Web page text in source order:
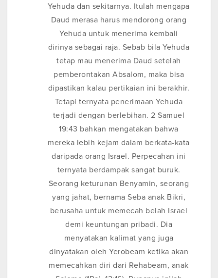
Yehuda dan sekitarnya. Itulah mengapa
Daud merasa harus mendorong orang
Yehuda untuk menerima kembali
dirinya sebagai raja. Sebab bila Yehuda
tetap mau menerima Daud setelah
pemberontakan Absalom, maka bisa
dipastikan kalau pertikaian ini berakhir.
Tetapi ternyata penerimaan Yehuda
terjadi dengan berlebihan. 2 Samuel
19:43 bahkan mengatakan bahwa
mereka lebih kejam dalam berkata-kata
daripada orang Israel. Perpecahan ini
ternyata berdampak sangat buruk.
Seorang keturunan Benyamin, seorang
yang jahat, bernama Seba anak Bikri,
berusaha untuk memecah belah Israel
demi keuntungan pribadi. Dia
menyatakan kalimat yang juga
dinyatakan oleh Yerobeam ketika akan
memecahkan diri dari Rehabeam, anak